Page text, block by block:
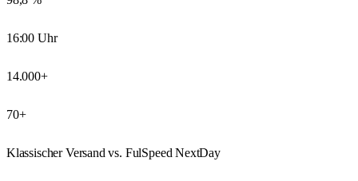
16:00 Uhr
14.000+
70+
Klassischer Versand vs. FulSpeed NextDay